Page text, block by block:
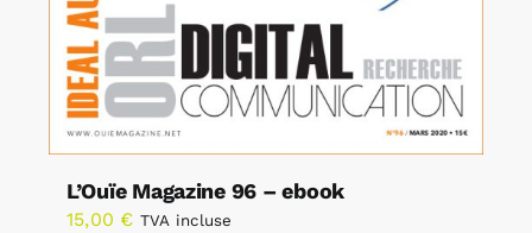
L’Ouïe Magazine 96 – ebook
15,00 € TVA incluse